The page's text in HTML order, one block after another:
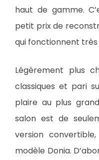
haut de gamme.
petit prix de
qui fonctionnent très
Légèrement plus
classiques et pari
plaire au plus
salon est de
version
modèle Donia.